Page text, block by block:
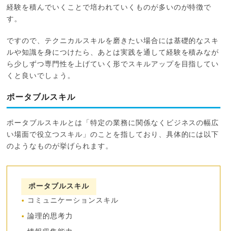
経験を積んでいくことで培われていくものが多いのが特徴で
す。
ですので、テクニカルスキルを磨きたい場合には基礎的なスキ
ルや知識を身につけたら、あとは実践を通して経験を積みなが
ら少しずつ専門性を上げていく形でスキルアップを目指してい
くと良いでしょう。
ポータブルスキル
ポータブルスキルとは「特定の業務に関係なくビジネスの幅広
い場面で役立つスキル」のことを指しており、具体的には以下
のようなものが挙げられます。
ポータブルスキル
コミュニケーションスキル
論理的思考力